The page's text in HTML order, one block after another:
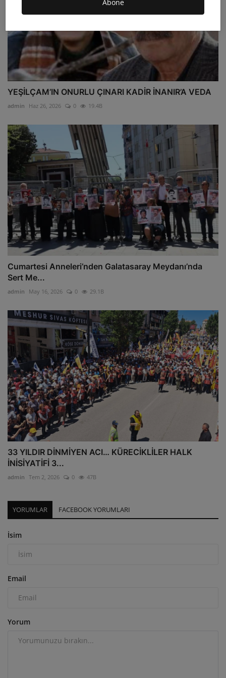
Abone
YEŞİLÇAM’IN ONURLU ÇINARI KADİR İNANIR’A VEDA
admin Haz 26, 2026 0 19.4B
Cumartesi Anneleri’nden Galatasaray Meydanı’nda
Sert Me...
admin May 16, 2026 0 29.1B
33 YILDIR DİNMİYEN ACI… KÜRECİKLİLER HALK
İNİSİYATİFİ 3...
admin Tem 2, 2026 0 47B
YORUMLAR FACEBOOK YORUMLARI
İsim
Email
Yorum